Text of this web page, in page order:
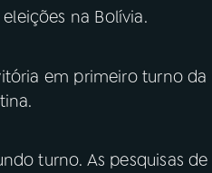
na Bolívia.
em primeiro turno
turno. As pesquisas